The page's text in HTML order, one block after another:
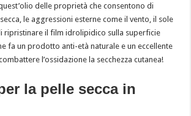
delle proprietà che consentono di
le aggressioni esterne come il vento, il sole
ripristinare il film idrolipidico sulla superficie
fa un prodotto anti-età naturale e un eccellente
l’ossidazione la secchezza cutanea!
la pelle secca in